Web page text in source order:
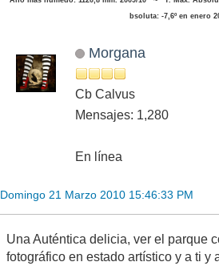
bsoluta: -7,6º en enero
Morgana
Cb Calvus
Mensajes: 1,280
En línea
Domingo 21 Marzo 2010 15:46:33 PM
Una Auténtica delicia, ver el parque
fotográfico en estado artístico y a ti y